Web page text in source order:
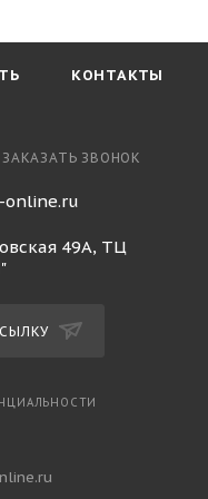
КОНТАКТЫ
ЗАКАЗАТЬ ЗВОНОК
49А, ТЦ